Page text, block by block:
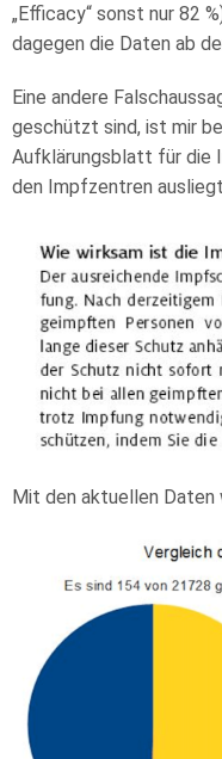
„Efficacy“ sonst nur 82
dagegen die Daten ab
Eine andere
geschützt sind, ist mir
Aufklärungsblatt für die
den Impfzentren
Mit den aktuellen Daten